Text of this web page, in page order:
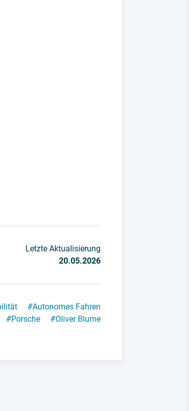
Letzte Aktualisierung
20.05.2026
#Autonomes Fahren
#Porsche #Oliver Blume